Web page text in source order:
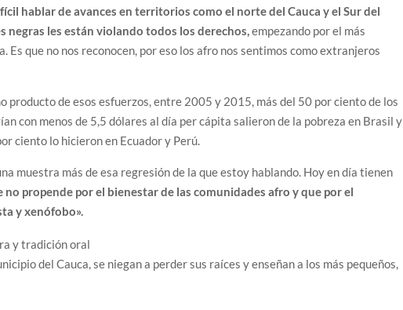
hablar de avances en territorios como el norte del Cauca y el Sur del
negras les están violando todos los derechos,empezando por el más
Es que no nos reconocen, por eso los afro nos sentimos como extranjeros
producto de esos esfuerzos, entre 2005 y 2015, más del 50 por ciento de los
con menos de 5,5 dólares al día per cápita salieron de la pobreza en Brasil y
ciento lo hicieron en Ecuador y Perú.
muestra más de esa regresión de la que estoy hablando. Hoy en día tienen
no propende por el bienestar de las comunidades afro y que por el
y xenófobo».
del Cauca, se niegan a perder sus raíces y enseñan a los más pequeños,